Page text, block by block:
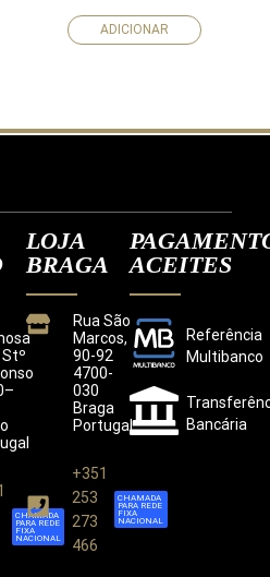
ADICIONAR
melhorar a sua
com a nossaPolítica de
CHAMADA
PARA REDE
FIXA
NACIONAL
LOJA
BRAGA
Rua São
Marcos,
90-92
4700-
030
Braga
Portugal
+351
253
273
466
CHAMADA
PARA REDE
FIXA
NACIONAL
ACEITES
Referência
Multibanco
Bancária